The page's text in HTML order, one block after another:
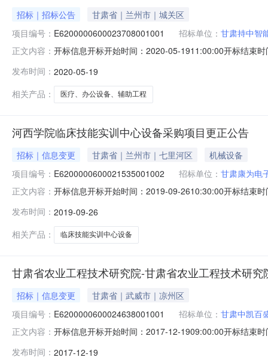
招标｜招标公告
甘肃省｜兰州市｜城关区
项目编号： E6200000600023708001001 招标单位： 甘肃持中智
正文内容： 开标信息开标开始时间：2020-05-1911:00:00开标结束
智能科技有限公司E62000006000237080010010.00002
发布时间： 2020-05-19
相关产品：
医疗、办公设备、辅助工程
河西学院临床技能实训中心设备采购项目更正公告
招标｜信息变更 甘肃省｜兰州市｜七里河区
机械设备
项目编号： E6200000600021535001002 招标单位： 甘肃康为电
正文内容： 开标信息开标开始时间：2019-09-2610:30:00开标结束
E6200000600021535001001219.48002甘肃元辰医疗
发布时间： 2019-09-26
相关产品：
临床技能实训中心设备
甘肃省农业工程技术研究院-甘肃省农业工程技术研
招标｜信息变更
甘肃省｜武威市｜凉州区
项目编号： E6200000600024638001001 招标单位： 甘肃中凯百
正文内容： 开标信息开标开始时间：2017-12-1909:00:00开标结束
E620000060002463800100143.56002甘肃嘉瑞贸易有
发布时间： 2017-12-19